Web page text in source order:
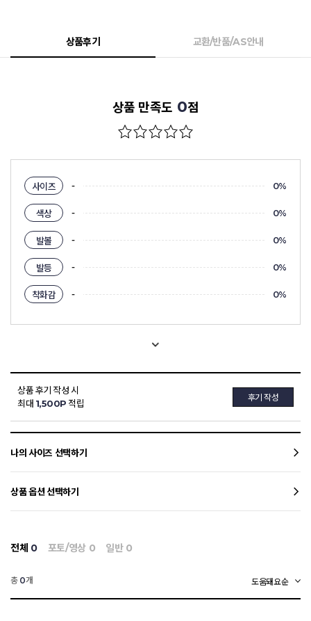
상품후기 교환/반품/AS안내
상품 만족도 0점
사이즈 - 0%
색상 - 0%
발볼 - 0%
발등 - 0%
착화감 - 0%
상품 후기 작성 시
최대 1,500P 적립
후기 작성
나의 사이즈 선택하기
상품 옵션 선택하기
전체 0 포토/영상 0 일반 0
총 0개